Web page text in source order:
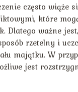
często wiąże
które
Dlatego ważne
rzetelny i
majątku. W
jest